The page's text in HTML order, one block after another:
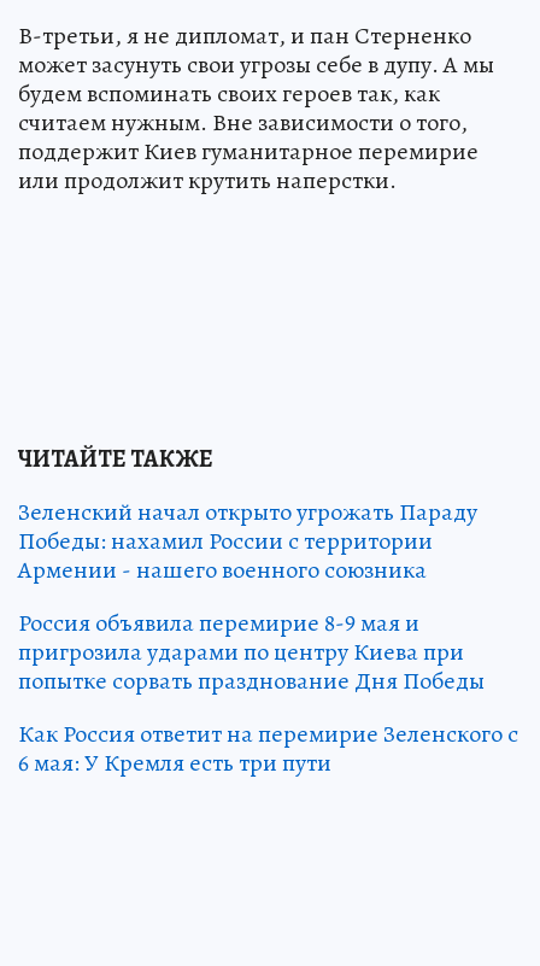
В-третьи, я не дипломат, и пан Стерненко
может засунуть свои угрозы себе в дупу. А мы
будем вспоминать своих героев так, как
считаем нужным. Вне зависимости о того,
поддержит Киев гуманитарное перемирие
или продолжит крутить наперстки.
ЧИТАЙТЕ ТАКЖЕ
Зеленский начал открыто угрожать Параду
Победы: нахамил России с территории
Армении - нашего военного союзника
Россия объявила перемирие 8-9 мая и
пригрозила ударами по центру Киева при
попытке сорвать празднование Дня Победы
Как Россия ответит на перемирие Зеленского с
6 мая: У Кремля есть три пути